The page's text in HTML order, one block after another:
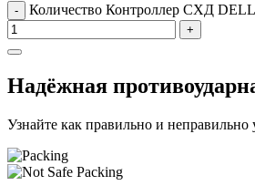
- Количество Контроллер СХД DELL
+
Надёжная
Узнайте как правильно и неправильно